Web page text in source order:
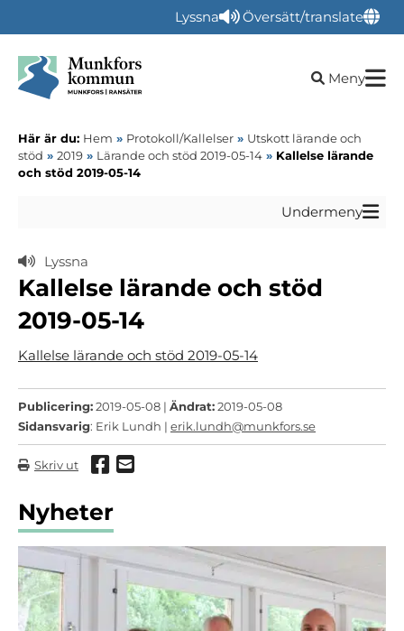
Lyssna Översätt/translate
Öppna
Meny
Här är du: Hem » Protokoll/Kallelser » Utskott lärande och
stöd » 2019 » Lärande och stöd 2019-05-14 » Kallelse lärande
och stöd 2019-05-14
Undermeny
Lyssna
Kallelse lärande och stöd
2019-05-14
Kallelse lärande och stöd 2019-05-14
Publicering:2019-05-08 | Ändrat:2019-05-08
Sidansvarig: Erik Lundh | erik.lundh@munkfors.se
Skriv ut Dela via Facebook
Dela via mail
Nyheter